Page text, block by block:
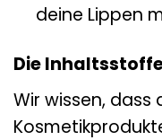
deine Lippen
Die
Wir wissen,